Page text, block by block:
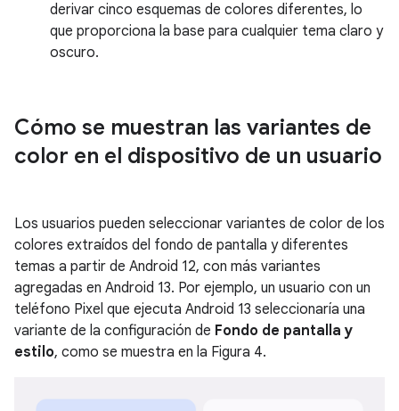
derivar cinco esquemas de colores diferentes, lo
que proporciona la base para cualquier tema claro y
oscuro.
Cómo se muestran las variantes de
color en el dispositivo de un usuario
Los usuarios pueden seleccionar variantes de color de los
colores extraídos del fondo de pantalla y diferentes
temas a partir de Android 12, con más variantes
agregadas en Android 13. Por ejemplo, un usuario con un
teléfono Pixel que ejecuta Android 13 seleccionaría una
variante de la configuración de Fondo de pantalla y
estilo, como se muestra en la Figura 4.